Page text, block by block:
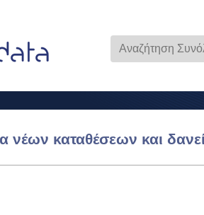
νέων καταθέσεων και